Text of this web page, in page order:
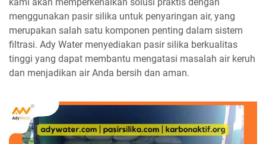
menggunakan pasir silika untuk penyaringan air, yang
merupakan salah satu komponen penting dalam sistem
filtrasi. Ady Water menyediakan pasir silika berkualitas
tinggi yang dapat membantu mengatasi masalah air keruh
dan menjadikan air Anda bersih dan aman.